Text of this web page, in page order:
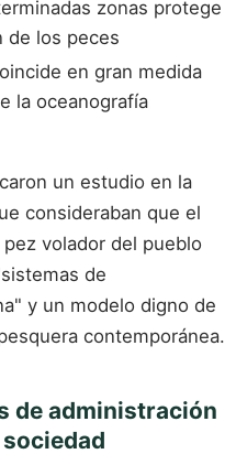
zonas protege
de los peces
en gran medida
la oceanografía
un estudio en la
consideraban que el
volador del pueblo
de
y un modelo digno de
contemporánea.
de administración